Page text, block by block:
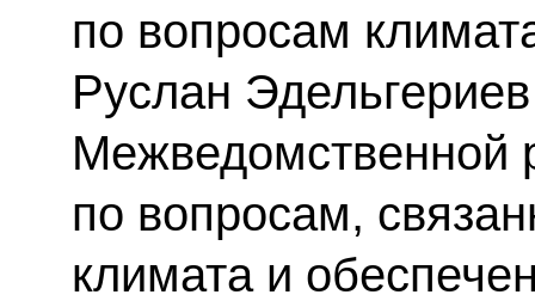
по вопросам
Руслан
Межведомственной
по вопросам,
климата и